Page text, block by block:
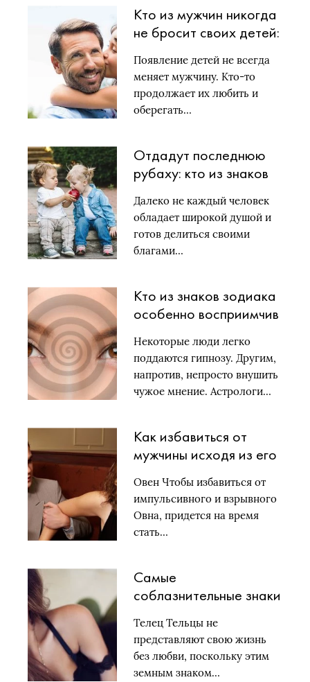
Кто из мужчин никогда
не бросит своих детей:
зодиака
Появление детей не всегда
меняет мужчину. Кто-то
продолжает их любить и
оберегать…
Отдадут последнюю
рубаху: кто из знаков
щедрый
Далеко не каждый человек
обладает широкой душой и
готов делиться своими
благами…
Кто из знаков зодиака
особенно восприимчив
Некоторые люди легко
поддаются гипнозу. Другим,
напротив, непросто внушить
чужое мнение. Астрологи…
Как избавиться от
мужчины исходя из его
знака зодиака
Овен Чтобы избавиться от
импульсивного и взрывного
Овна, придется на время
стать…
Самые
соблазнительные знаки
Телец Тельцы не
представляют свою жизнь
без любви, поскольку этим
земным знаком…